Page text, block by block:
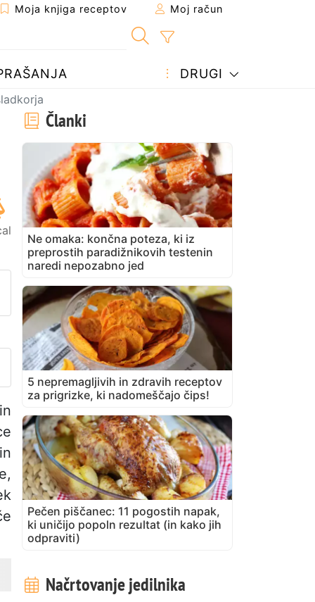
Moja knjiga receptov Moj račun
DRUGI
vprašanje avtorju
svojo fotografijo tega
Članki
Ne omaka: končna poteza, ki iz
preprostih paradižnikovih testenin
naredi nepozabno jed
5 nepremagljivih in zdravih receptov
za prigrizke, ki nadomeščajo čips!
Pečen piščanec: 11 pogostih napak,
ki uničijo popoln rezultat (in kako jih
odpraviti)
Načrtovanje jedilnika